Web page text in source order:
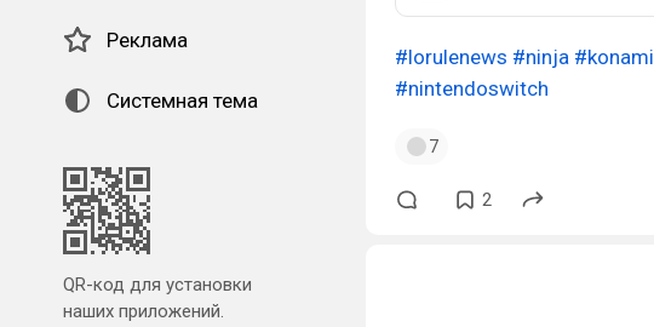
Реклама
Системная тема
QR-код для установки
наших приложений.
#lorulenews #ninja #konami
#nintendoswitch
7
2